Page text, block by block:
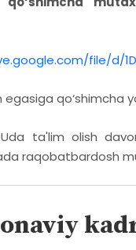
file/d/
egasiga qo‘shimcha
ta'lim olish
raqobatbardosh